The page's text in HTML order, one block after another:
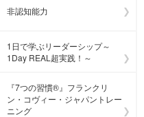
非認知能力
1日で学ぶリーダーシップ～
1Day REAL超実践！～
『7つの習慣®』フランクリ
ン・コヴィー・ジャパントレー
ニング